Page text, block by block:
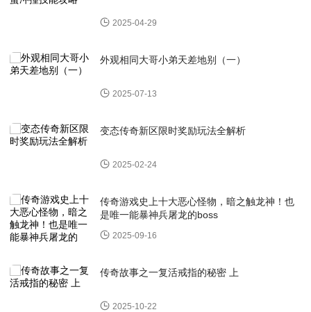
2025-04-29
外观相同大哥小弟天差地别（一）
2025-07-13
变态传奇新区限时奖励玩法全解析
2025-02-24
传奇游戏史上十大恶心怪物，暗之触龙神！也
是唯一能暴神兵屠龙的boss
2025-09-16
传奇故事之一复活戒指的秘密 上
2025-10-22